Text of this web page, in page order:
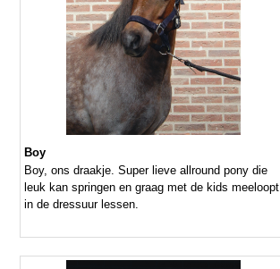
Boy
Boy, ons draakje. Super lieve allround pony die
leuk kan springen en graag met de kids meeloopt
in de dressuur lessen.